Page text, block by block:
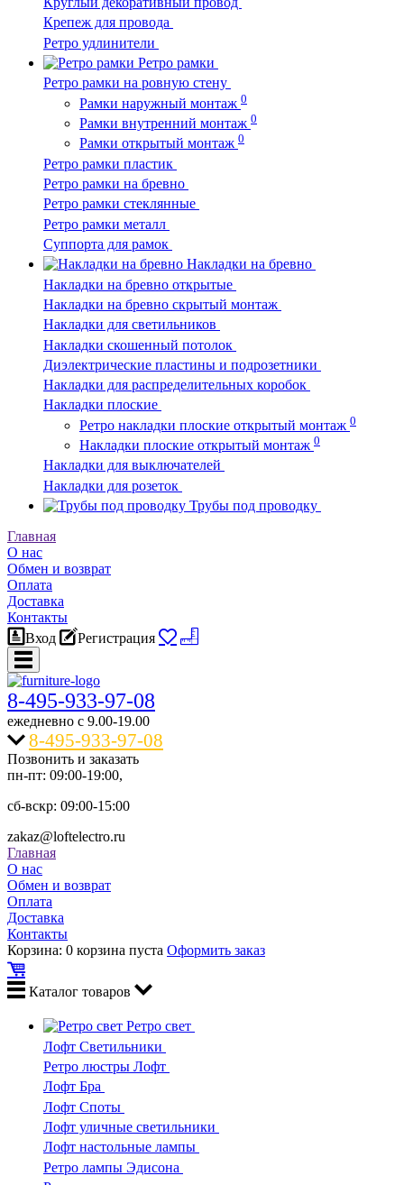
Крепеж для провода
Ретро удлинители
Ретро рамки
Ретро рамки на ровную стену
Рамки наружный монтаж 0
Рамки внутренний монтаж 0
Рамки открытый монтаж 0
Ретро рамки пластик
Ретро рамки на бревно
Ретро рамки стеклянные
Ретро рамки металл
Суппорта для рамок
Накладки на бревно
Накладки на бревно открытые
Накладки на бревно скрытый монтаж
Накладки для светильников
Накладки скошенный потолок
Диэлектрические пластины и подрозетники
Накладки для распределительных коробок
Накладки плоские
Ретро накладки плоские открытый монтаж 0
Накладки плоские открытый монтаж 0
Накладки для выключателей
Накладки для розеток
Трубы под проводку
Главная
О нас
Обмен и возврат
Оплата
Доставка
Контакты
Вход
Регистрация
8-495-933-97-08
ежедневно c 9.00-19.00
8-495-933-97-08
Позвонить и заказать
пн-пт: 09:00-19:00,
сб-вскр: 09:00-15:00
zakaz@loftelectro.ru
Главная
О нас
Обмен и возврат
Оплата
Доставка
Контакты
Корзина: 0 корзина пуста Оформить заказ
Каталог товаров
Ретро свет
Лофт Светильники
Ретро люстры Лофт
Лофт Бра
Лофт Споты
Лофт уличные светильники
Лофт настольные лампы
Ретро лампы Эдисона